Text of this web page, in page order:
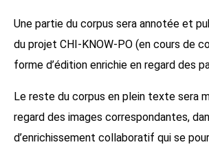
Une partie du corpus sera annotée et
du projet CHI-KNOW-PO (en cours de
forme d’édition enrichie en regard des
Le reste du corpus en plein texte sera
regard des images correspondantes,
d’enrichissement collaboratif qui se